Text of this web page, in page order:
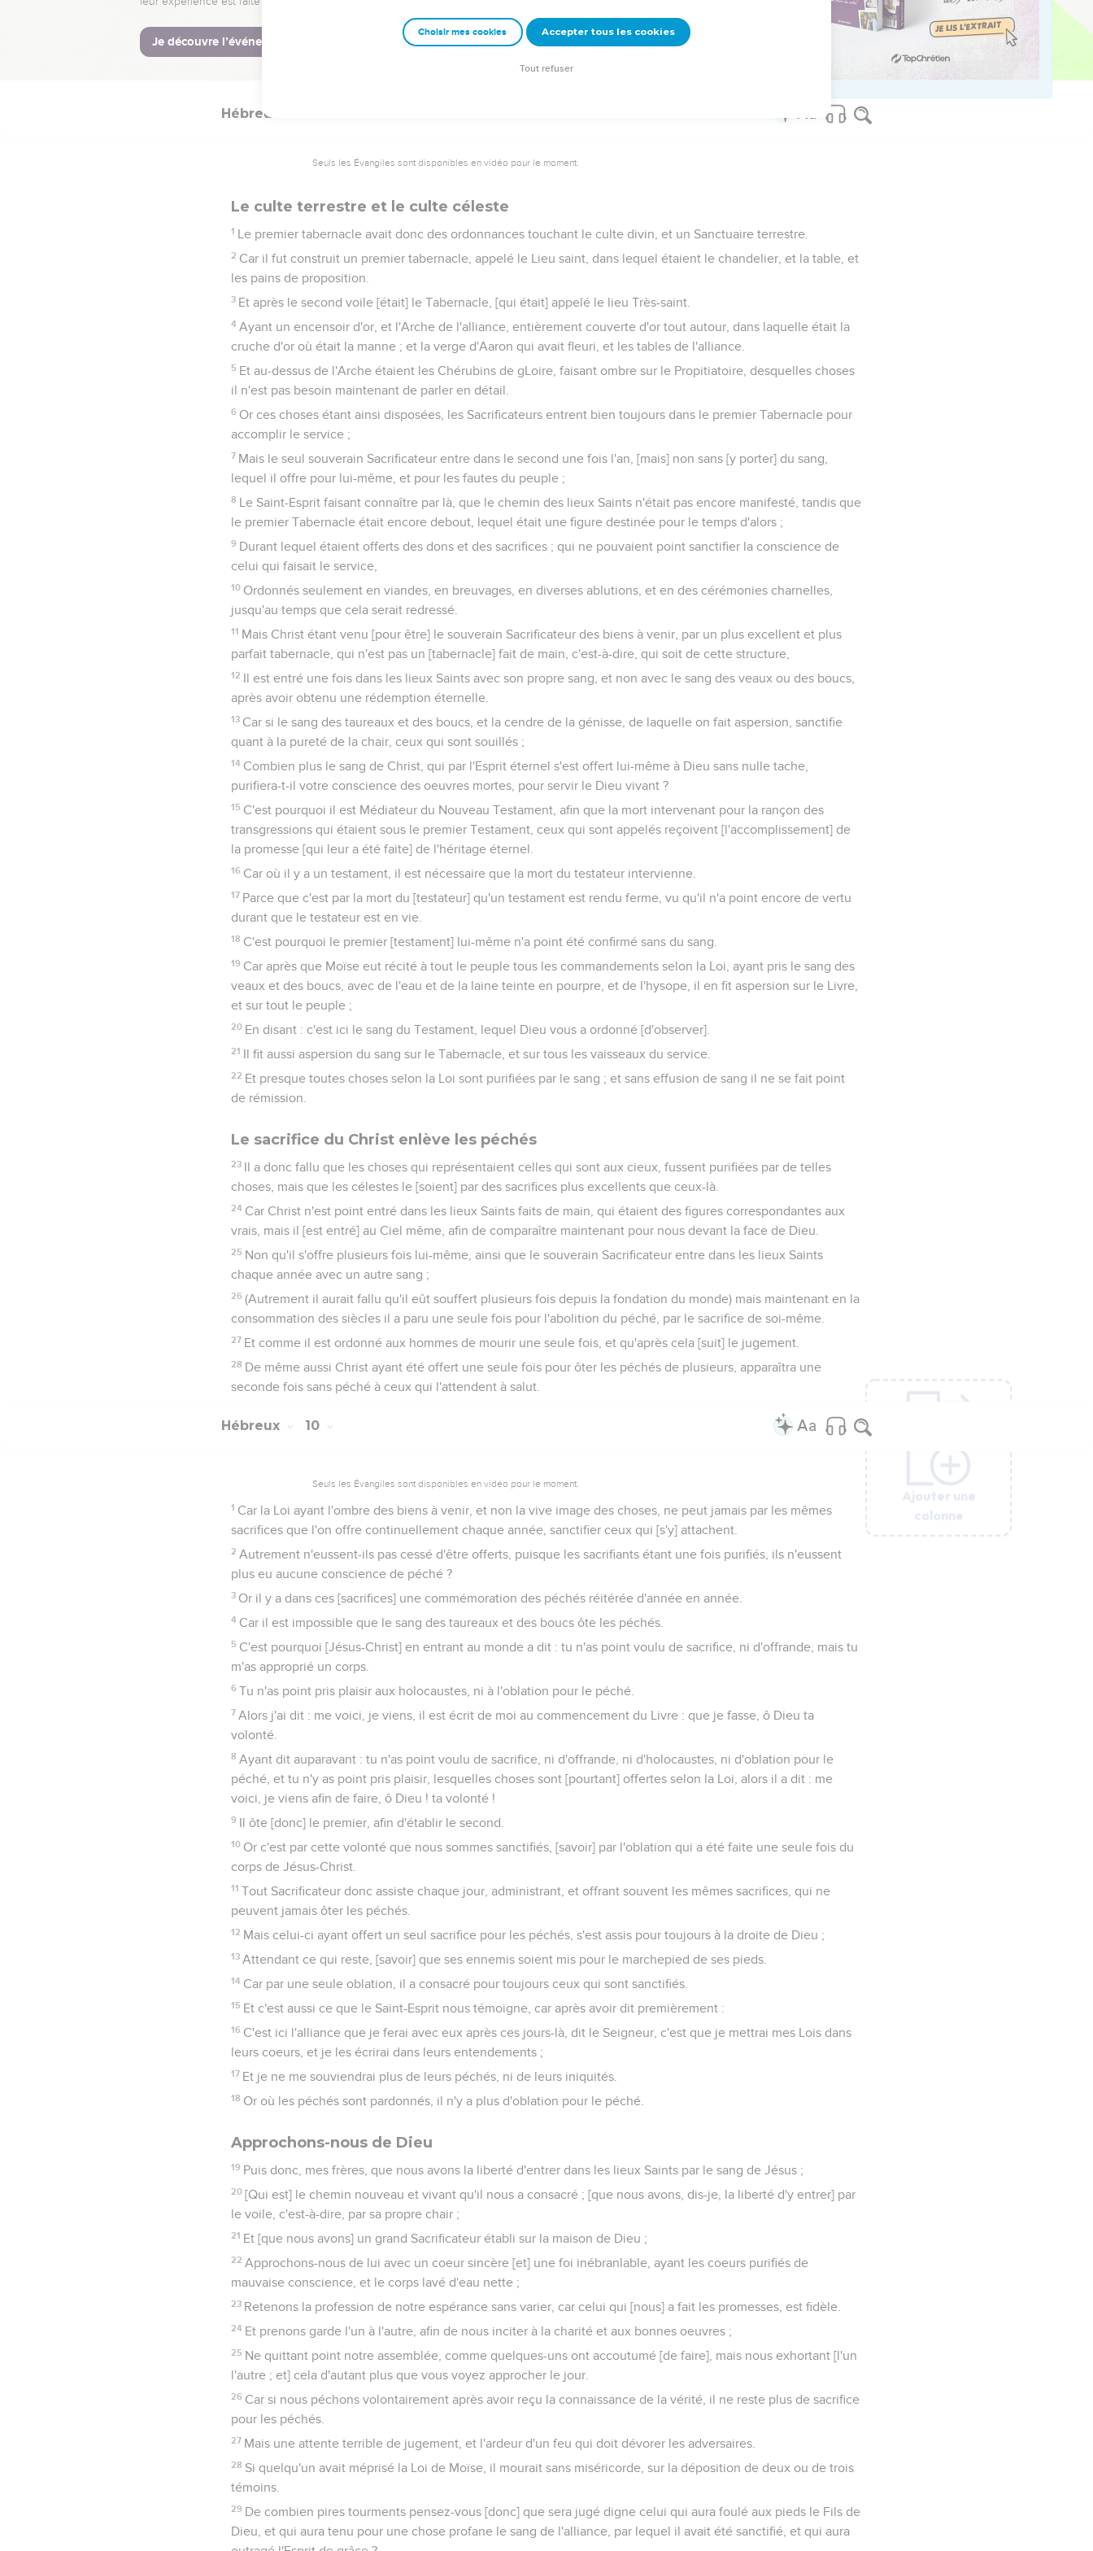
13 En disant une nouvelle [alliance], il envieillit la première : or, ce qui devient vieux et ancien, est près d'être
Ajouter une
colonne
Hébreux
Seuls les Évangiles sont disponibles en vidéo pour le moment.
Le culte terrestre et le culte céleste
1 Le premier tabernacle avait donc des ordonnances touchant le culte divin, et un Sanctuaire terrestre.
2 Car il fut construit un premier tabernacle, appelé le Lieu saint, dans lequel étaient le chandelier, et la table, et
les pains de proposition.
3 Et après le second voile [était] le Tabernacle, [qui était] appelé le lieu Très-saint.
4 Ayant un encensoir d'or, et l'Arche de l'alliance, entièrement couverte d'or tout autour, dans laquelle était la
cruche d'or où était la manne ; et la verge d'Aaron qui avait fleuri, et les tables de l'alliance.
5 Et au-dessus de l'Arche étaient les Chérubins de gLoire, faisant ombre sur le Propitiatoire, desquelles choses
il n'est pas besoin maintenant de parler en détail.
6 Or ces choses étant ainsi disposées, les Sacrificateurs entrent bien toujours dans le premier Tabernacle pour
accomplir le service ;
7 Mais le seul souverain Sacrificateur entre dans le second une fois l'an, [mais] non sans [y porter] du sang,
lequel il offre pour lui-même, et pour les fautes du peuple ;
8 Le Saint-Esprit faisant connaître par là, que le chemin des lieux Saints n'était pas encore manifesté, tandis que
le premier Tabernacle était encore debout, lequel était une figure destinée pour le temps d'alors ;
9 Durant lequel étaient offerts des dons et des sacrifices ; qui ne pouvaient point sanctifier la conscience de
celui qui faisait le service,
10 Ordonnés seulement en viandes, en breuvages, en diverses ablutions, et en des cérémonies charnelles,
jusqu'au temps que cela serait redressé.
11 Mais Christ étant venu [pour être] le souverain Sacrificateur des biens à venir, par un plus excellent et plus
parfait tabernacle, qui n'est pas un [tabernacle] fait de main, c'est-à-dire, qui soit de cette structure,
12 Il est entré une fois dans les lieux Saints avec son propre sang, et non avec le sang des veaux ou des boucs,
après avoir obtenu une rédemption éternelle.
13 Car si le sang des taureaux et des boucs, et la cendre de la génisse, de laquelle on fait aspersion, sanctifie
quant à la pureté de la chair, ceux qui sont souillés ;
14 Combien plus le sang de Christ, qui par l'Esprit éternel s'est offert lui-même à Dieu sans nulle tache,
purifiera-t-il votre conscience des oeuvres mortes, pour servir le Dieu vivant ?
15 C'est pourquoi il est Médiateur du Nouveau Testament, afin que la mort intervenant pour la rançon des
transgressions qui étaient sous le premier Testament, ceux qui sont appelés reçoivent [l'accomplissement] de
la promesse [qui leur a été faite] de l'héritage éternel.
16 Car où il y a un testament, il est nécessaire que la mort du testateur intervienne.
17 Parce que c'est par la mort du [testateur] qu'un testament est rendu ferme, vu qu'il n'a point encore de vertu
durant que le testateur est en vie.
18 C'est pourquoi le premier [testament] lui-même n'a point été confirmé sans du sang.
19 Car après que Moïse eut récité à tout le peuple tous les commandements selon la Loi, ayant pris le sang des
veaux et des boucs, avec de l'eau et de la laine teinte en pourpre, et de l'hysope, il en fit aspersion sur le Livre,
et sur tout le peuple ;
20 En disant : c'est ici le sang du Testament, lequel Dieu vous a ordonné [d'observer].
21 Il fit aussi aspersion du sang sur le Tabernacle, et sur tous les vaisseaux du service.
22 Et presque toutes choses selon la Loi sont purifiées par le sang ; et sans effusion de sang il ne se fait point
de rémission.
Le sacrifice du Christ enlève les péchés
23 Il a donc fallu que les choses qui représentaient celles qui sont aux cieux, fussent purifiées par de telles
choses, mais que les célestes le [soient] par des sacrifices plus excellents que ceux-là.
24 Car Christ n'est point entré dans les lieux Saints faits de main, qui étaient des figures correspondantes aux
vrais, mais il [est entré] au Ciel même, afin de comparaître maintenant pour nous devant la face de Dieu.
25 Non qu'il s'offre plusieurs fois lui-même, ainsi que le souverain Sacrificateur entre dans les lieux Saints
chaque année avec un autre sang ;
26 (Autrement il aurait fallu qu'il eût souffert plusieurs fois depuis la fondation du monde) mais maintenant en la
consommation des siècles il a paru une seule fois pour l'abolition du péché, par le sacrifice de soi-même.
27 Et comme il est ordonné aux hommes de mourir une seule fois, et qu'après cela [suit] le jugement.
28 De même aussi Christ ayant été offert une seule fois pour ôter les péchés de plusieurs, apparaîtra une
seconde fois sans péché à ceux qui l'attendent à salut.
Ajouter une
colonne
Hébreux 10
Seuls les Évangiles sont disponibles en vidéo pour le moment.
1 Car la Loi ayant l'ombre des biens à venir, et non la vive image des choses, ne peut jamais par les mêmes
sacrifices que l'on offre continuellement chaque année, sanctifier ceux qui [s'y] attachent.
2 Autrement n'eussent-ils pas cessé d'être offerts, puisque les sacrifiants étant une fois purifiés, ils n'eussent
plus eu aucune conscience de péché ?
3 Or il y a dans ces [sacrifices] une commémoration des péchés réitérée d'année en année.
4 Car il est impossible que le sang des taureaux et des boucs ôte les péchés.
5 C'est pourquoi [Jésus-Christ] en entrant au monde a dit : tu n'as point voulu de sacrifice, ni d'offrande, mais tu
m'as approprié un corps.
6 Tu n'as point pris plaisir aux holocaustes, ni à l'oblation pour le péché.
7 Alors j'ai dit : me voici, je viens, il est écrit de moi au commencement du Livre : que je fasse, ô Dieu ta
volonté.
8 Ayant dit auparavant : tu n'as point voulu de sacrifice, ni d'offrande, ni d'holocaustes, ni d'oblation pour le
péché, et tu n'y as point pris plaisir, lesquelles choses sont [pourtant] offertes selon la Loi, alors il a dit : me
voici, je viens afin de faire, ô Dieu ! ta volonté !
9 Il ôte [donc] le premier, afin d'établir le second.
10 Or c'est par cette volonté que nous sommes sanctifiés, [savoir] par l'oblation qui a été faite une seule fois du
corps de Jésus-Christ.
11 Tout Sacrificateur donc assiste chaque jour, administrant, et offrant souvent les mêmes sacrifices, qui ne
peuvent jamais ôter les péchés.
12 Mais celui-ci ayant offert un seul sacrifice pour les péchés, s'est assis pour toujours à la droite de Dieu ;
13 Attendant ce qui reste, [savoir] que ses ennemis soient mis pour le marchepied de ses pieds.
14 Car par une seule oblation, il a consacré pour toujours ceux qui sont sanctifiés.
15 Et c'est aussi ce que le Saint-Esprit nous témoigne, car après avoir dit premièrement :
16 C'est ici l'alliance que je ferai avec eux après ces jours-là, dit le Seigneur, c'est que je mettrai mes Lois dans
leurs coeurs, et je les écrirai dans leurs entendements ;
17 Et je ne me souviendrai plus de leurs péchés, ni de leurs iniquités.
18 Or où les péchés sont pardonnés, il n'y a plus d'oblation pour le péché.
Approchons-nous de Dieu
19 Puis donc, mes frères, que nous avons la liberté d'entrer dans les lieux Saints par le sang de Jésus ;
20 [Qui est] le chemin nouveau et vivant qu'il nous a consacré ; [que nous avons, dis-je, la liberté d'y entrer] par
le voile, c'est-à-dire, par sa propre chair ;
21 Et [que nous avons] un grand Sacrificateur établi sur la maison de Dieu ;
22 Approchons-nous de lui avec un coeur sincère [et] une foi inébranlable, ayant les coeurs purifiés de
mauvaise conscience, et le corps lavé d'eau nette ;
23 Retenons la profession de notre espérance sans varier, car celui qui [nous] a fait les promesses, est fidèle.
24 Et prenons garde l'un à l'autre, afin de nous inciter à la charité et aux bonnes oeuvres ;
25 Ne quittant point notre assemblée, comme quelques-uns ont accoutumé [de faire], mais nous exhortant [l'un
l'autre ; et] cela d'autant plus que vous voyez approcher le jour.
26 Car si nous péchons volontairement après avoir reçu la connaissance de la vérité, il ne reste plus de sacrifice
pour les péchés.
27 Mais une attente terrible de jugement, et l'ardeur d'un feu qui doit dévorer les adversaires.
28 Si quelqu'un avait méprisé la Loi de Moïse, il mourait sans miséricorde, sur la déposition de deux ou de trois
témoins.
29 De combien pires tourments pensez-vous [donc] que sera jugé digne celui qui aura foulé aux pieds le Fils de
Dieu, et qui aura tenu pour une chose profane le sang de l'alliance, par lequel il avait été sanctifié, et qui aura
Ajouter une
colonne
Ajouter une
colonne
Ajouter une
colonne
Choisir mes cookies Accepter tous les cookies
Tout refuser